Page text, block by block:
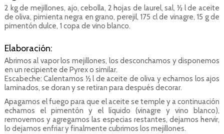
2 kg de mejillones, ajo, cebolla, 2 hojas de laurel, sal, ½ l de aceite
de oliva, pimienta negra en grano, perejil, 175 cl de vinagre, 15 g de
pimentón dulce, 1 copa de vino blanco.
Elaboración:
Abrimos al vapor los mejillones, los desconchamos y disponemos
en un recipiente de Pyrex o similar.
Escabeche: Calentamos ½ l de aceite de oliva y echamos los ajos
laminados, se doran y se retiran para después decorar.
Apagamos el fuego para que el aceite se temple y a continuación
echamos el pimentón y el líquido (vinagre y vino blanco),
removemos y agregamos las especias restantes, dejamos hervir,
lo dejamos enfriar y finalmente cubrimos los mejillones.